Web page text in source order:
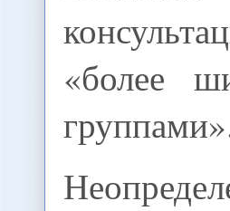
«более